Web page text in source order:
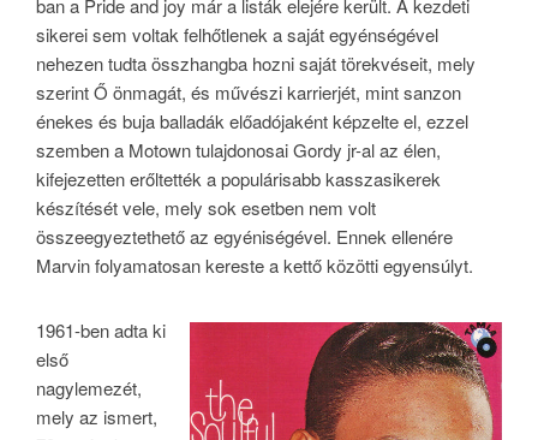
ban a Pride and joy már a listák elejére került. A kezdeti
sikerei sem voltak felhőtlenek a saját egyénségével
nehezen tudta összhangba hozni saját törekvéseit, mely
szerint Ő önmagát, és művészi karrierjét, mint sanzon
énekes és buja balladák előadójaként képzelte el, ezzel
szemben a Motown tulajdonosai Gordy jr-al az élen,
kifejezetten erőltették a populárisabb kasszasikerek
készítését vele, mely sok esetben nem volt
összeegyeztethető az egyéniségével. Ennek ellenére
Marvin folyamatosan kereste a kettő közötti egyensúlyt.
1961-ben adta ki
első
nagylemezét,
mely az ismert,